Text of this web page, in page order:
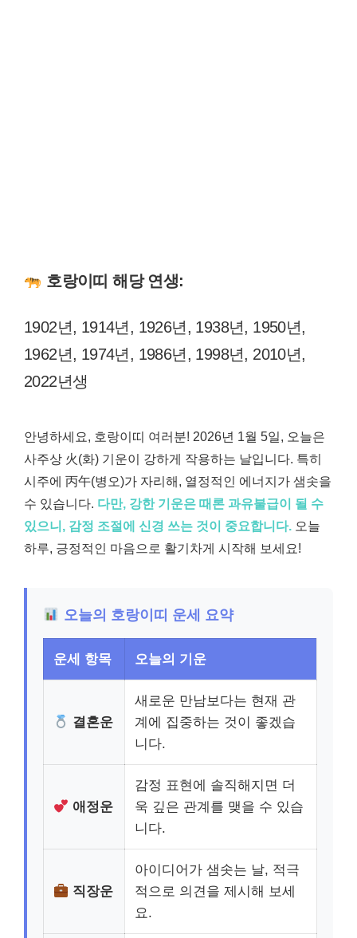
호랑이띠 해당 연생:
1902년, 1914년, 1926년, 1938년, 1950년,
1962년, 1974년, 1986년, 1998년, 2010년,
2022년생
안녕하세요, 호랑이띠 여러분! 2026년 1월 5일, 오늘은
사주상 火(화) 기운이 강하게 작용하는 날입니다. 특히
시주에 丙午(병오)가 자리해, 열정적인 에너지가 샘솟을
수 있습니다. 다만, 강한 기운은 때론 과유불급이 될 수
있으니, 감정 조절에 신경 쓰는 것이 중요합니다. 오늘
하루, 긍정적인 마음으로 활기차게 시작해 보세요!
오늘의 호랑이띠 운세 요약
운세 항목 오늘의 기운
결혼운
새로운 만남보다는 현재 관
계에 집중하는 것이 좋겠습
니다.
애정운
감정 표현에 솔직해지면 더
욱 깊은 관계를 맺을 수 있습
니다.
직장운
아이디어가 샘솟는 날, 적극
적으로 의견을 제시해 보세
요.